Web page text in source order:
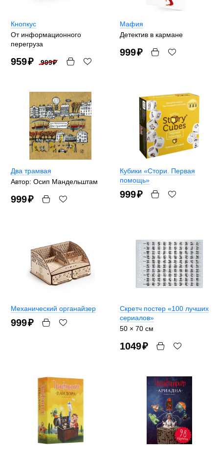
Кнопкус
От информационного
перегруза
959₽ 999₽
Мафия
Детектив в кармане
999₽
Два трамвая
Автор: Осип Мандельштам
999₽
Кубики «Стори. Первая
помощь»
999₽
Механический органайзер
999₽
Скретч постер «100 лучших
сериалов»
50 × 70 см
1049₽